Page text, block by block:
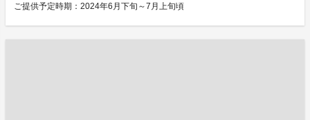
ご提供予定時期：2024年6月下旬～7月上旬頃